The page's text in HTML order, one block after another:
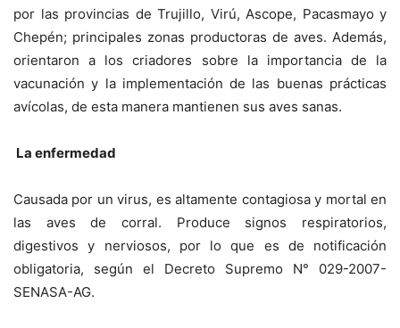
por las provincias de Trujillo, Virú, Ascope, Pacasmayo y
Chepén; principales zonas productoras de aves. Además,
orientaron a los criadores sobre la importancia de la
vacunación y la implementación de las buenas prácticas
avícolas, de esta manera mantienen sus aves sanas.
La enfermedad
Causada por un virus, es altamente contagiosa y mortal en
las aves de corral. Produce signos respiratorios,
digestivos y nerviosos, por lo que es de notificación
obligatoria, según el Decreto Supremo N° 029-2007-
SENASA-AG.